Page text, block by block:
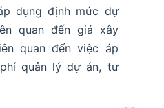
dụng định mức dự
quan đến giá xây
quan đến việc áp
quản lý dự án, tư